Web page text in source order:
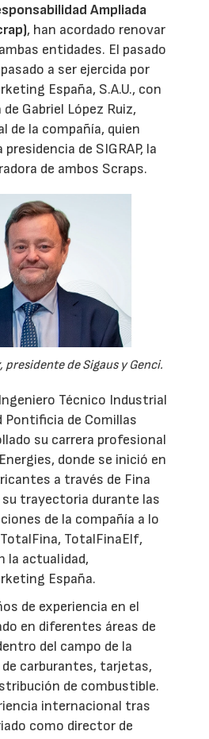
Ampliada
, han acordado renovar
entidades. El pasado
a ser ejercida por
España, S.A.U., con
Gabriel López Ruiz,
de la compañía, quien
de SIGRAP, la
de ambos Scraps.
presidente de Sigaus y Genci.
Técnico Industrial
Pontificia de Comillas
su carrera profesional
donde se inició en
a través de Fina
trayectoria durante las
de la compañía a lo
TotalFinaElf,
la actualidad,
España.
de experiencia en el
en diferentes áreas de
del campo de la
carburantes, tarjetas,
de combustible.
internacional tras
como director de